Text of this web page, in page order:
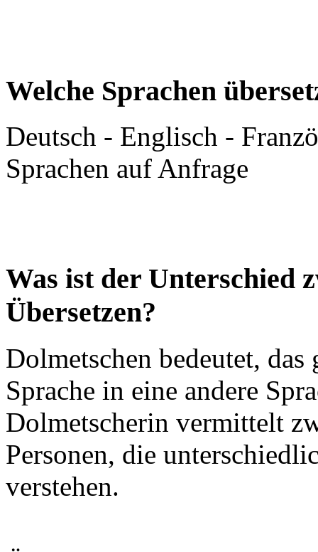
Welche Sprachen
Deutsch - Englisch -
Sprachen auf Anfrage
Was ist der Unterschied
Übersetzen?
Dolmetschen bedeutet,
Sprache in eine andere
Dolmetscherin vermittelt
Personen, die
verstehen.